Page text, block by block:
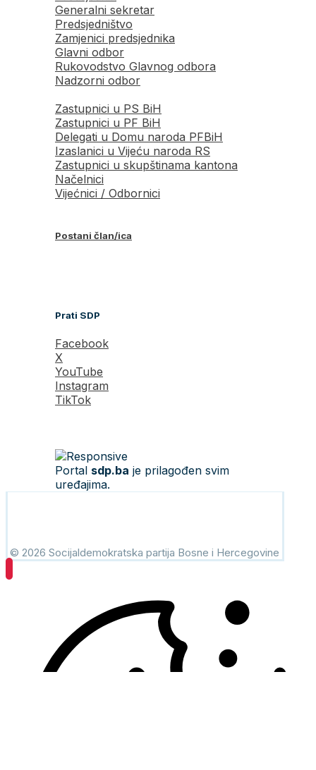
Generalni sekretar
Predsjedništvo
Zamjenici predsjednika
Glavni odbor
Rukovodstvo Glavnog odbora
Nadzorni odbor
Zastupnici u PS BiH
Zastupnici u PF BiH
Delegati u Domu naroda PFBiH
Izaslanici u Vijeću naroda RS
Zastupnici u skupštinama kantona
Načelnici
Vijećnici / Odbornici
Postani član/ica
Prati SDP
Facebook
X
YouTube
Instagram
TikTok
Portal sdp.ba je prilagođen svim
uređajima.
© 2026 Socijaldemokratska partija Bosne i Hercegovine